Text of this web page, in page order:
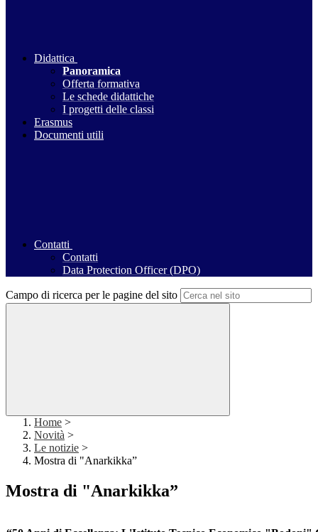
Didattica
Panoramica
Offerta formativa
Le schede didattiche
I progetti delle classi
Erasmus
Documenti utili
Contatti
Contatti
Data Protection Officer (DPO)
Campo di ricerca per le pagine del sito
Home >
Novità >
Le notizie >
Mostra di "Anarkikka”
Mostra di "Anarkikka”